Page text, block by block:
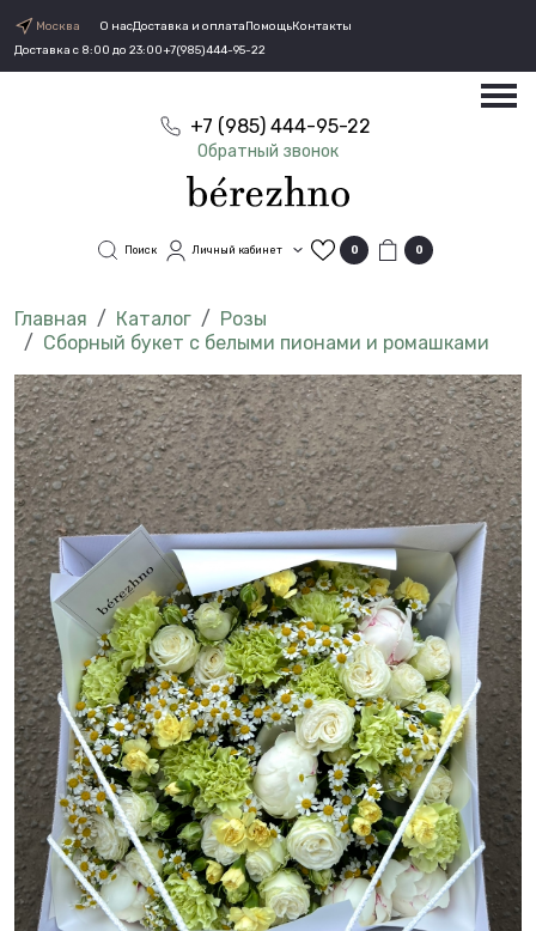
Москва О насДоставка и оплатаПомощьКонтакты
Доставка с 8:00 до 23:00+7(985)444-95-22
+7 (985) 444-95-22
Обратный звонок
Поиск Личный кабинет 0 0
Каталог
Розы
Сборный букет с белыми пионами и ромашками